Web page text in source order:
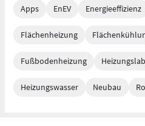
Bei der Wandheizung/-kühlung in
eine Unterkonstruktion als auch
Apps EnEV Energieeffizienz
Flächenheizung
Fußbodenheizung
Heizungswasser Neubau